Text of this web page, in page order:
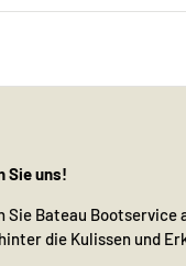
Sie uns!
Sie Bateau
die Kulissen und